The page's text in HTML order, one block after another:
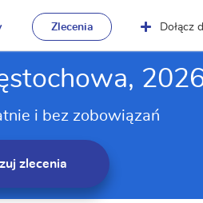
Zlecenia Dołącz
i bez zobowiązań
zlecenia